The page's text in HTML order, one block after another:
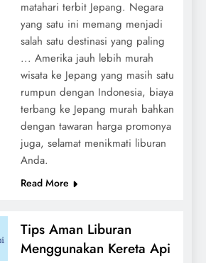
matahari terbit Jepang. Negara
yang satu ini memang menjadi
salah satu destinasi yang paling
... Amerika jauh lebih murah
wisata ke Jepang yang masih satu
rumpun dengan Indonesia, biaya
terbang ke Jepang murah bahkan
dengan tawaran harga promonya
juga, selamat menikmati liburan
Anda.
Read More
Tips Aman Liburan
Menggunakan Kereta Api